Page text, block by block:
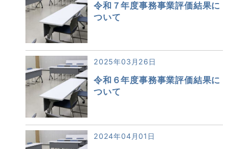
令和７年度事務事業評価結果に
ついて
2025年03月26日
令和６年度事務事業評価結果に
ついて
2024年04月01日